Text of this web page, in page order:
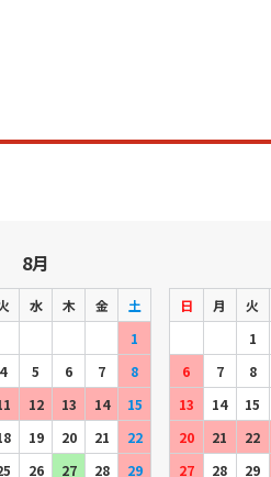
8月
水 木 金
土
1
4
5 6 7
8
12 13 14
15
19 20 21
22
26 27 28 29
日 月 火
1
6
7 8
13
14 15
20
21 22
27
28 29